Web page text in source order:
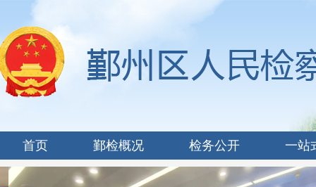
首页 鄞检概况 检务公开 一站